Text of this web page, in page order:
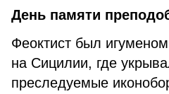
День памяти
Феоктист был
на Сицилии, где
преследуемые